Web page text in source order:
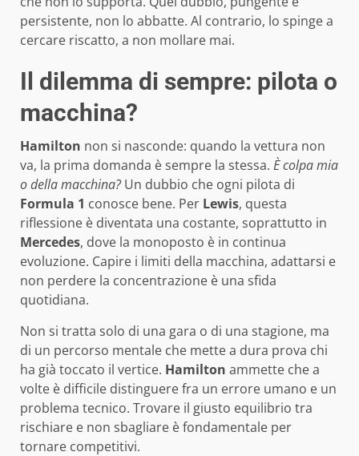
persistente, non lo abbatte. Al contrario, lo spinge a
cercare riscatto, a non mollare mai.
Il dilemma di sempre: pilota o
macchina?
Hamilton non si nasconde: quando la vettura non
va, la prima domanda è sempre la stessa. È colpa mia
o della macchina?Un dubbio che ogni pilota di
Formula 1 conosce bene. Per Lewis, questa
riflessione è diventata una costante, soprattutto in
Mercedes, dove la monoposto è in continua
evoluzione. Capire i limiti della macchina, adattarsi e
non perdere la concentrazione è una sfida
quotidiana.
Non si tratta solo di una gara o di una stagione, ma
di un percorso mentale che mette a dura prova chi
ha già toccato il vertice. Hamilton ammette che a
volte è difficile distinguere fra un errore umano e un
problema tecnico. Trovare il giusto equilibrio tra
rischiare e non sbagliare è fondamentale per
tornare competitivi.